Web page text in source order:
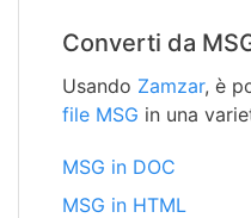
Converti da
Usando Zamzar, è
file MSG in una
MSG in DOC
MSG in HTML